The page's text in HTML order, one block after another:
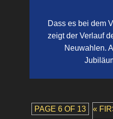
Dass es bei dem
zeigt der Verlauf
Neuwahlen.
PAGE 6 OF 13 «